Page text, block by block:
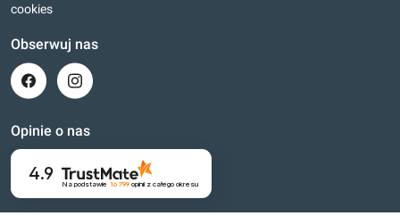
cookies
Obserwuj nas
Opinie o nas
4.9
Na podstawie 16 799opinii z całego okresu